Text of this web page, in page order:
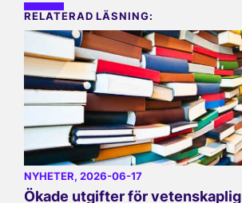
RELATERAD LÄSNING:
NYHETER, 2026-06-17
Ökade utgifter för vetenskaplig